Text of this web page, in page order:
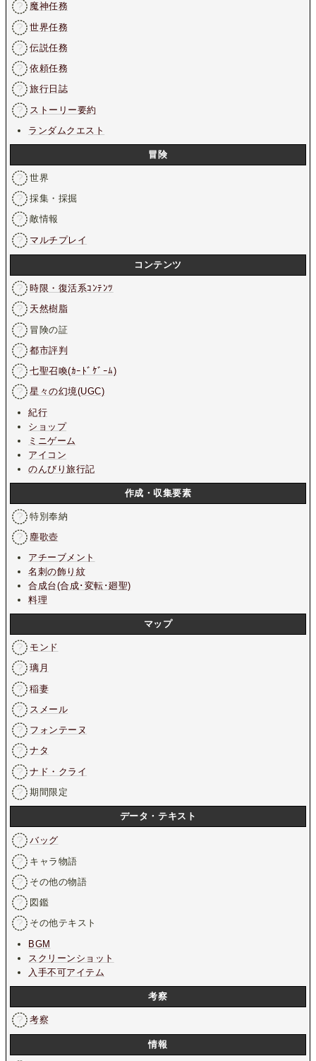
魔神任務
世界任務
伝説任務
依頼任務
旅行日誌
ストーリー要約
ランダムクエスト
冒険
世界
採集・採掘
敵情報
マルチプレイ
コンテンツ
時限・復活系ｺﾝﾃﾝﾂ
天然樹脂
冒険の証
都市評判
七聖召喚(ｶｰﾄﾞｹﾞｰﾑ)
星々の幻境(UGC)
紀行
ショップ
ミニゲーム
アイコン
のんびり旅行記
作成・収集要素
特別奉納
塵歌壺
アチーブメント
名刺の飾り紋
合成台(合成･変転･廻聖)
料理
マップ
モンド
璃月
稲妻
スメール
フォンテーヌ
ナタ
ナド・クライ
期間限定
データ・テキスト
バッグ
キャラ物語
その他の物語
図鑑
その他テキスト
BGM
スクリーンショット
入手不可アイテム
考察
考察
情報